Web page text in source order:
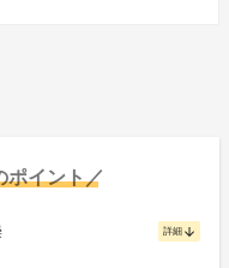
ポイント／
詳細 arrow_downward